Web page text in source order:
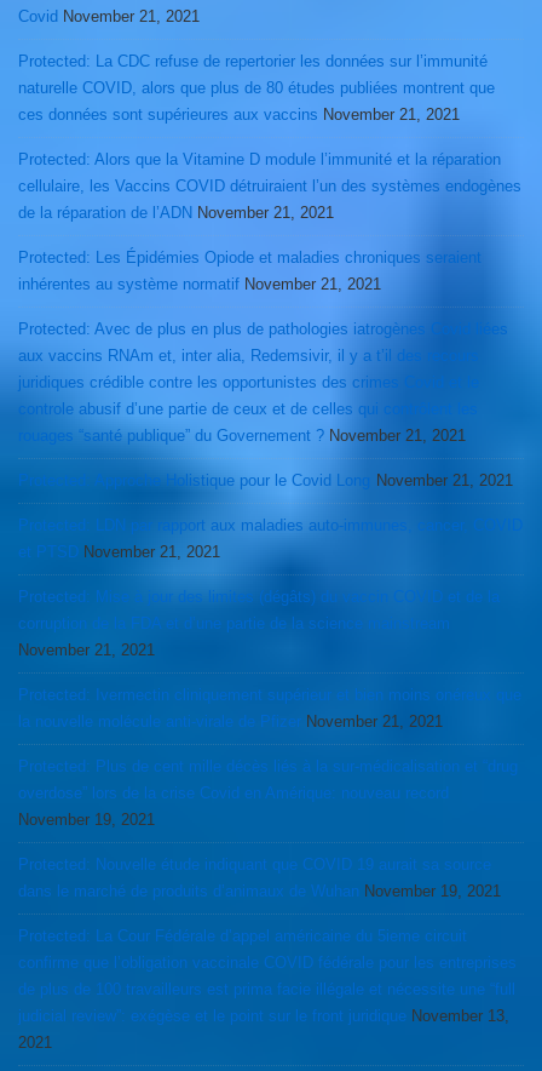
Covid November 21, 2021
Protected: La CDC refuse de repertorier les données sur l’immunité
naturelle COVID, alors que plus de 80 études publiées montrent que
ces données sont supérieures aux vaccins November 21, 2021
Protected: Alors que la Vitamine D module l’immunité et la réparation
cellulaire, les Vaccins COVID détruiraient l’un des systèmes endogènes
de la réparation de l’ADN November 21, 2021
Protected: Les Épidémies Opiode et maladies chroniques seraient
inhérentes au système normatif November 21, 2021
Protected: Avec de plus en plus de pathologies iatrogènes Covid liées
aux vaccins RNAm et, inter alia, Redemsivir, il y a t’il des recours
juridiques crédible contre les opportunistes des crimes Covid et le
controle abusif d’une partie de ceux et de celles qui contrôlent les
rouages “santé publique” du Governement ? November 21, 2021
Protected: Approche Holistique pour le Covid Long November 21, 2021
Protected: LDN par rapport aux maladies auto-immunes, cancer, COVID
et PTSD November 21, 2021
Protected: Mise à jour des limites (dégâts) du vaccin COVID et de la
corruption de la FDA et d’une partie de la science mainstream
November 21, 2021
Protected: Ivermectin cliniquement supérieur et bien moins onéreux que
la nouvelle molécule anti-virale de Pfizer November 21, 2021
Protected: Plus de cent mille décès liés à la sur-médicalisation et “drug
overdose” lors de la crise Covid en Amérique: nouveau record
November 19, 2021
Protected: Nouvelle étude indiquant que COVID 19 aurait sa source
dans le marché de produits d’animaux de Wuhan November 19, 2021
Protected: La Cour Fédérale d’appel américaine du 5ieme circuit
confirme que l’obligation vaccinale COVID fédérale pour les entreprises
de plus de 100 travailleurs est prima facie illégale et nécessite une “full
judicial review”: exégèse et le point sur le front juridique November 13,
2021